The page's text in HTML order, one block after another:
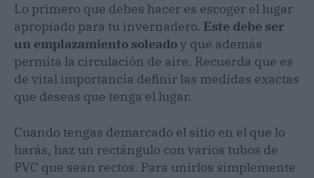
Lo primero que debes hacer es escoger el lugar
apropiado para tu invernadero. Este debe ser
un emplazamiento soleadoy que además
permita la circulación de aire. Recuerda que es
de vital importancia definir las medidas exactas
que deseas que tenga el lugar.
Cuando tengas demarcado el sitio en el que lo
harás, haz un rectángulo con varios tubos de
PVC que sean rectos. Para unirlos simplemente